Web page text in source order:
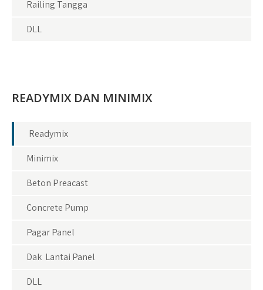
Railing Tangga
DLL
READYMIX DAN MINIMIX
Readymix
Minimix
Beton Preacast
Concrete Pump
Pagar Panel
Dak Lantai Panel
DLL